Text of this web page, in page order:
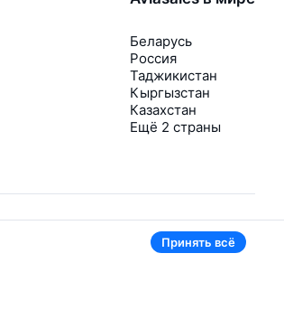
Беларусь
Россия
Таджикистан
Кыргызстан
Казахстан
Ещё 2 страны
Принять всё